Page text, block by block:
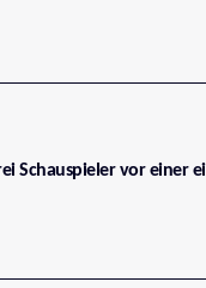
Schauspieler vor einer